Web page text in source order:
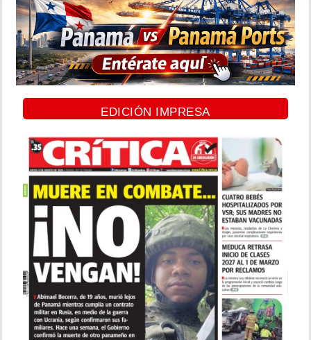
EDICIÓN IMPRESA